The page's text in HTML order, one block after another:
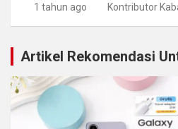
1 tahun ago Kontributor
Artikel Rekomendasi